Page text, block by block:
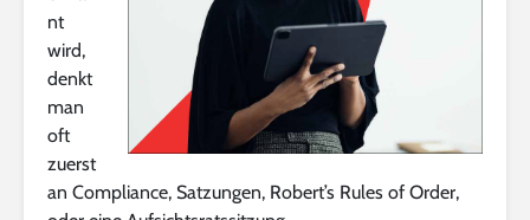
nt
wird,
denkt
man
oft
zuerst
an Compliance, Satzungen, Robert’s Rules of Order,